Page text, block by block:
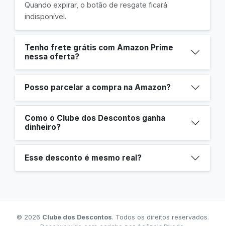
Quando expirar, o botão de resgate ficará
indisponível.
Tenho frete grátis com Amazon Prime
nessa oferta?
Posso parcelar a compra na Amazon?
Como o Clube dos Descontos ganha
dinheiro?
Esse desconto é mesmo real?
© 2026 Clube dos Descontos. Todos os direitos reservados.